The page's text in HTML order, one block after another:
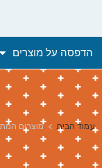
הדפסה על מוצרים
עמוד הבית > מוצרים